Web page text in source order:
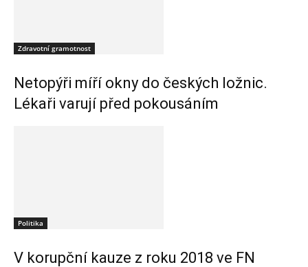
Zdravotní gramotnost
Netopýři míří okny do českých ložnic.
Lékaři varují před pokousáním
Politika
V korupční kauze z roku 2018 ve FN